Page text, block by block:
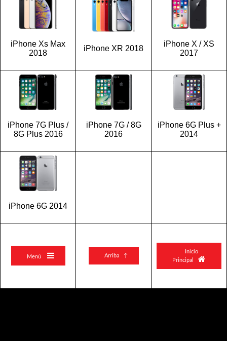
iPhone Xs Max
2018
iPhone XR 2018
iPhone X / XS
2017
iPhone 7G Plus /
8G Plus 2016
iPhone 7G / 8G
2016
iPhone 6G Plus +
2014
iPhone 6G 2014
Menú  Arriba ↑
Inicio
Principal 